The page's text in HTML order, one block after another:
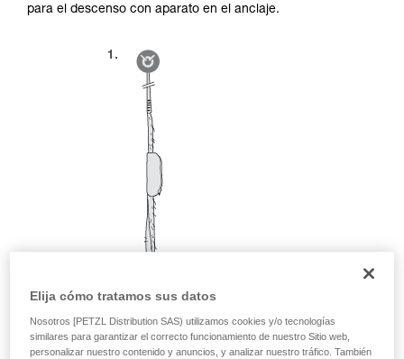
para el descenso con aparato en el anclaje.
Elija cómo tratamos sus datos
Nosotros [PETZL Distribution SAS) utilizamos cookies y/o tecnologías
similares para garantizar el correcto funcionamiento de nuestro Sitio web,
personalizar nuestro contenido y anuncios, y analizar nuestro tráfico. También